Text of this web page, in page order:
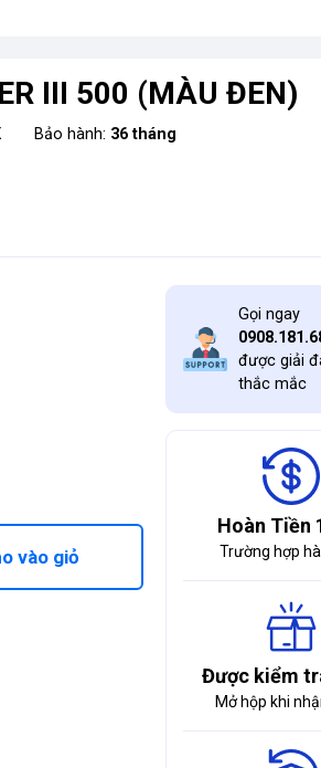
III 500 (MÀU ĐEN)
Bảo hành: 36 tháng
vào giỏ
Gọi ngay
được giải
thắc mắc
Hoàn Tiền
Trường hợp
Được kiểm
Mở hộp khi